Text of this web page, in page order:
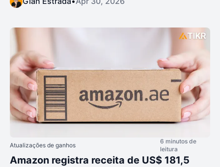
Atualizações de ganhos
6 minutos de
leitura
Amazon registra receita de US$ 181,5